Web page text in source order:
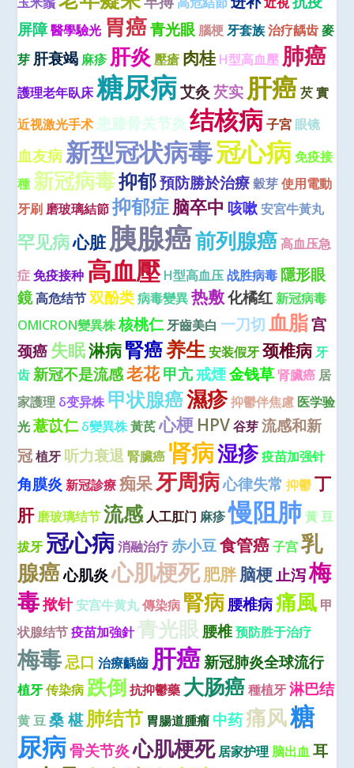
屏障醫學驗光 胃癌青光眼 腦梗 牙套族 治疗龋齿 麥
芽 肝衰竭 麻疹 肝炎 壓瘡 肉桂 H型高血壓 肺癌
護理老年臥床糖尿病艾灸 芡实 肝癌 芡 實
近视激光手术 患膝骨关节炎 结核病 子宮 眼镜
血友病新型冠状病毒冠心病 免疫接
種 新冠病毒抑郁預防勝於治療 穀芽 使用電動
牙刷 磨玻璃結節 抑郁症脑卒中 咳嗽 安宮牛黃丸
罕见病心脏胰腺癌前列腺癌 高血压急
症 免疫接种 高血壓 H型高血压 战胜病毒 隱形眼
鏡高危结节 双酚类 病毒變異 热敷化橘红 新冠病毒
OMICRON變異株核桃仁牙齒美白 一刀切 血脂宫
颈癌失眠淋病腎癌养生 安装假牙 颈椎病 牙
齿 新冠不是流感老花甲亢戒煙金钱草 肾臟癌 居
家護理 δ变异株 甲状腺癌濕疹抑鬱伴焦慮 医学验
光 薏苡仁 δ變異株黃芪 心梗 HPV 谷芽 流感和新
冠 植牙 听力衰退 腎臟癌 肾病湿疹疫苗加强针
角膜炎 新冠診療 痴呆牙周病心律失常 抑鬱 丁
肝 磨玻璃结节 流感 人工肛门 麻疹慢阻肺 黃 豆
拔牙 冠心病 消融治疗 赤小豆食管癌 子宫 乳
腺癌心肌炎 心肌梗死肥胖脑梗止泻梅
毒揿针安宫牛黄丸 傳染病 腎病腰椎病痛風 甲
状腺结节 疫苗加強針 青光眼 腰椎预防胜于治疗
梅毒忌口 治療齲齒 肝癌新冠肺炎全球流行
植牙 传染病 跌倒 抗抑鬱藥 大肠癌 種植牙 淋巴结
黄 豆 桑 椹肺结节 胃腸道腫瘤 中药痛风糖
尿病骨关节炎 心肌梗死 居家护理 脑出血 耳